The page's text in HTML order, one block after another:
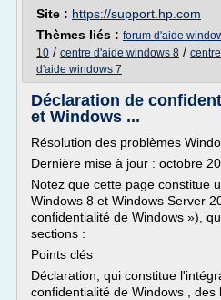
Site : https://support.hp.com
Thèmes liés : forum d'aide
10 / centre d'aide windows 8 /
d'aide windows 7
Déclaration de
et Windows ...
Résolution des problèmes
Dernière mise à jour : octobre
Notez que cette page constitue
Windows 8 et Windows Server
confidentialité de Windows »),
sections :
Points clés
Déclaration, qui constitue
confidentialité de Windows ,